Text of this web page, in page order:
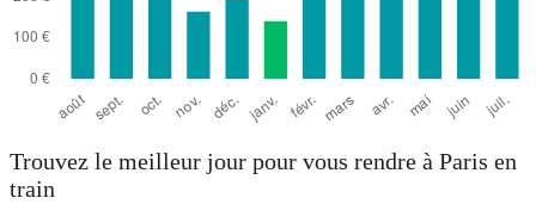
Trouvez le meilleur jour pour vous rendre à Paris en
train